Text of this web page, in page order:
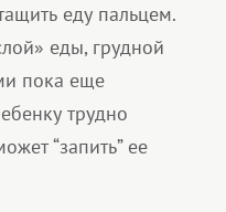
еду пальцем.
еды, грудной
пока еще
трудно
“запить” ее